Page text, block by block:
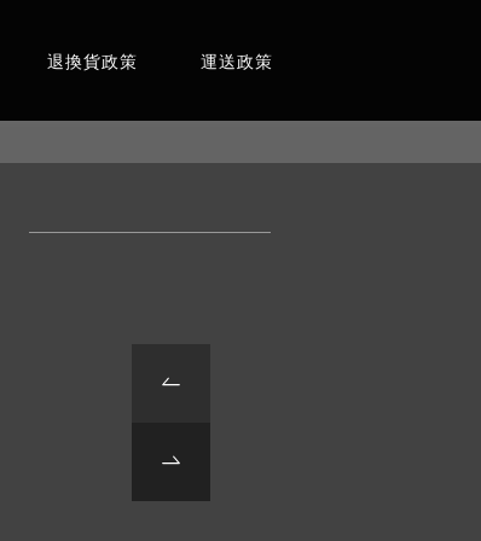
退換貨政策 運送政策